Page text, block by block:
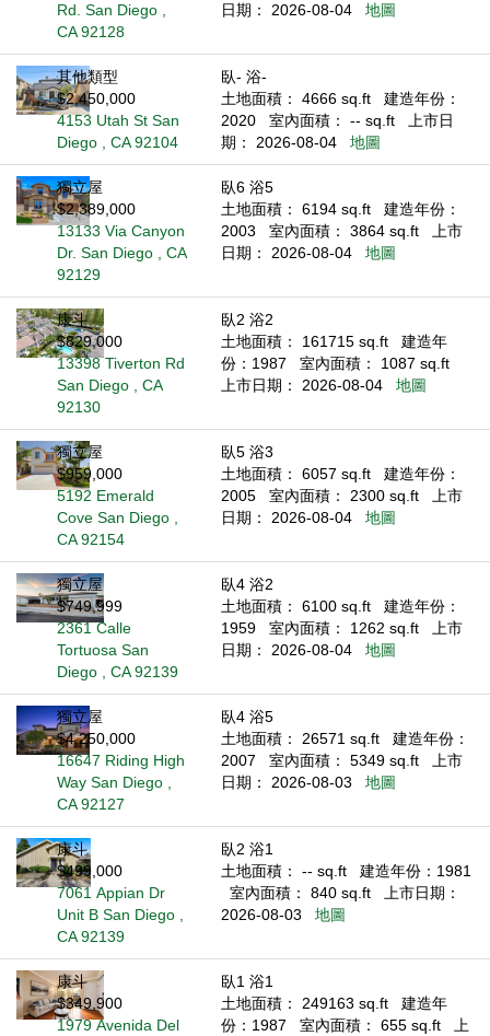
Rd. San Diego ,
CA 92128
日期： 2026-08-04
地圖
其他類型
$2,450,000
4153 Utah St San
Diego , CA 92104
臥- 浴-
土地面積： 4666 sq.ft
建造年份：
2020
室內面積： -- sq.ft
上市日
期： 2026-08-04
地圖
獨立屋
$2,389,000
13133 Via Canyon
Dr. San Diego , CA
92129
臥6 浴5
土地面積： 6194 sq.ft
建造年份：
2003
室內面積： 3864 sq.ft
上市
日期： 2026-08-04
地圖
康斗
$829,000
13398 Tiverton Rd
San Diego , CA
92130
臥2 浴2
土地面積： 161715 sq.ft
建造年
份：1987
室內面積： 1087 sq.ft
上市日期： 2026-08-04
地圖
獨立屋
$959,000
5192 Emerald
Cove San Diego ,
CA 92154
臥5 浴3
土地面積： 6057 sq.ft
建造年份：
2005
室內面積： 2300 sq.ft
上市
日期： 2026-08-04
地圖
獨立屋
$749,999
2361 Calle
Tortuosa San
Diego , CA 92139
臥4 浴2
土地面積： 6100 sq.ft
建造年份：
1959
室內面積： 1262 sq.ft
上市
日期： 2026-08-04
地圖
獨立屋
$4,250,000
16647 Riding High
Way San Diego ,
CA 92127
臥4 浴5
土地面積： 26571 sq.ft
建造年份：
2007
室內面積： 5349 sq.ft
上市
日期： 2026-08-03
地圖
康斗
$499,000
7061 Appian Dr
Unit B San Diego ,
CA 92139
臥2 浴1
土地面積： -- sq.ft
建造年份：1981
室內面積： 840 sq.ft
上市日期：
2026-08-03
地圖
康斗
$349,900
1979 Avenida Del
臥1 浴1
土地面積： 249163 sq.ft
建造年
份：1987
室內面積： 655 sq.ft
上